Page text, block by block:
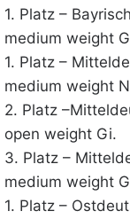
1. Platz –
medium weight
1. Platz –
medium weight
2. Platz
open weight Gi.
3. Platz –
medium weight
1. Platz –